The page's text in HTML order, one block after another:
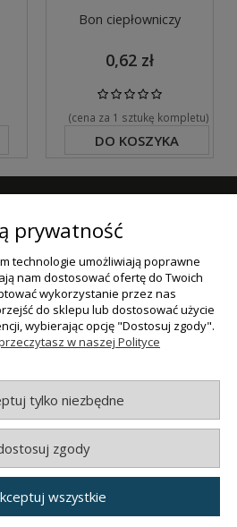
Bon ciepłowniczy
0,62 zł
(cena za 1 sztukę kompletu)
DO KOSZYKA
ZAKUPY
POMOC
Wszystkie prawa zastrzeżone.
prywatność
technologie umożliwiają poprawne
nam dostosować ofertę do Twoich
wykorzystanie przez nas
do sklepu lub dostosować użycie
wybierając opcję "Dostosuj zgody".
w naszej Polityce
tylko niezbędne
zgody
wszystkie